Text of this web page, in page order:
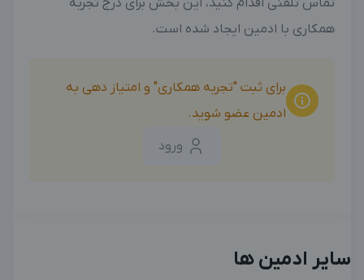
تماس تلفنی اقدام کنید، این بخش برای درج تجربه
همکاری با ادمین ایجاد شده است.
برای ثبت "تجربه همکاری" و امتیاز دهی به
ادمین عضو شوید.
ورود
سایر ادمین ها